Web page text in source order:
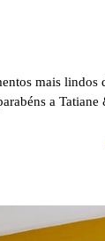
mais
a